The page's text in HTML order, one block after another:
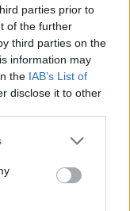
parties prior to
of the further
third parties on the
information may
the IAB’s List of
disclose it to other
or more Google
You may click to
party tags to
in below Google